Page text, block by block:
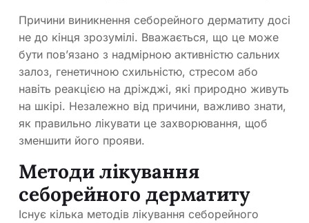
Причини виникнення себорейного дерматиту досі
не до кінця зрозумілі. Вважається, що це може
бути пов’язано з надмірною активністю сальних
залоз, генетичною схильністю, стресом або
навіть реакцією на дріжджі, які природно живуть
на шкірі. Незалежно від причини, важливо знати,
як правильно лікувати це захворювання, щоб
зменшити його прояви.
Методи лікування
себорейного дерматиту
Існує кілька методів лікування себорейного